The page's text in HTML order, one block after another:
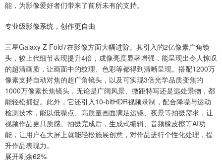
能，为影像爱好者们带来了前所未有的支持。
专业级影像系统，创作更自由
三星Galaxy Z Fold7在影像方面大幅进阶。其引入的2亿像素广角镜
头，较上代细节表现提升4倍，成像亮度显著增强，能呈现出令人惊叹
的超清画质，让画面中的纹理、色彩等都得到清晰呈现。搭配1200万
像素支持自动对焦的超广角镜头，以及可实现3倍光学品质变焦的
1000万像素长焦镜头，无论是广阔风景、微距特写还是远处景物，都
能轻松捕捉。此外，它还引入10-bitHDR视频录制，配合降噪与运动
检测技术，能以低噪点、高质量画面满足运镜、夜景等拍摄需求，让
视频作品更具质感。拍摄完成后，生成式编辑、音频橡皮擦等AI功
能，让用户在大屏上就能轻松施展创意，对作品进行个性化处理，提
升作品表现力。
展开剩余62%